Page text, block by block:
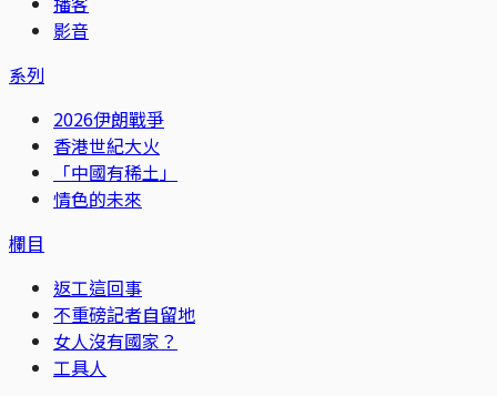
影音
系列
2026伊朗戰爭
香港世紀大火
「中國有稀土」
情色的未來
欄目
返工這回事
不重磅記者自留地
女人沒有國家？
工具人